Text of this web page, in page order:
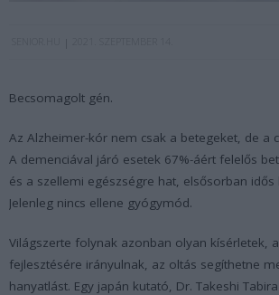
Becsomagolt gén.
Az Alzheimer-kór nem csak a betegeket, de a
A demenciával járó esetek 67%-áért felelős
és a szellemi egészségre hat, elsősorban idős
Jelenleg nincs ellene gyógymód.
Világszerte folynak azonban olyan kísérletek,
fejlesztésére irányulnak, az oltás segíthetne
hanyatlást. Egy japán kutató, Dr. Takeshi